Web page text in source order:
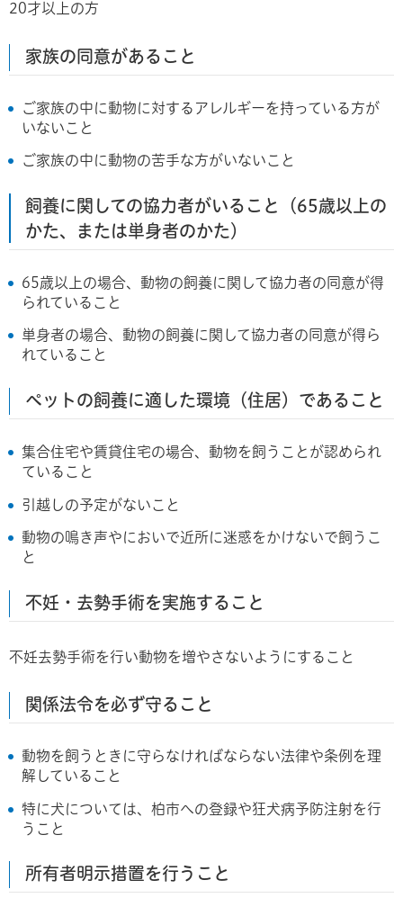
20才以上の方
家族の同意があること
ご家族の中に動物に対するアレルギーを持っている方が
いないこと
ご家族の中に動物の苦手な方がいないこと
飼養に関しての協力者がいること（65歳以上の
かた、または単身者のかた）
65歳以上の場合、動物の飼養に関して協力者の同意が得
られていること
単身者の場合、動物の飼養に関して協力者の同意が得ら
れていること
ペットの飼養に適した環境（住居）であること
集合住宅や賃貸住宅の場合、動物を飼うことが認められ
ていること
引越しの予定がないこと
動物の鳴き声やにおいで近所に迷惑をかけないで飼うこ
と
不妊・去勢手術を実施すること
不妊去勢手術を行い動物を増やさないようにすること
関係法令を必ず守ること
動物を飼うときに守らなければならない法律や条例を理
解していること
特に犬については、柏市への登録や狂犬病予防注射を行
うこと
所有者明示措置を行うこと